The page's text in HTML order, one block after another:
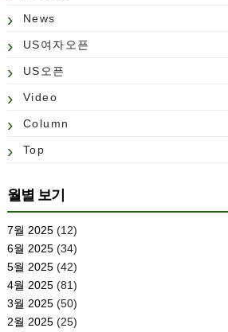
News
US여자오픈
US오픈
Video
Column
Top
월별 보기
7월 2025(12)
6월 2025(34)
5월 2025(42)
4월 2025(81)
3월 2025(50)
2월 2025(25)